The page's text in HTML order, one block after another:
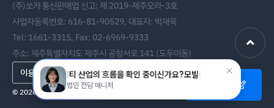
(주)쏘카 통신판매업 신고: 제 2019-제주오라-3호
사업자등록번호: 616-81-90529, 대표자: 박재욱
Tel: 1661-3315, Fax: 02-6969-9333
주소: 제주특별자치도 제주시 공항서로 141 (도두이동)
이용약관 개인정보처리방침
© 2026 SOCAR All rights reserved.